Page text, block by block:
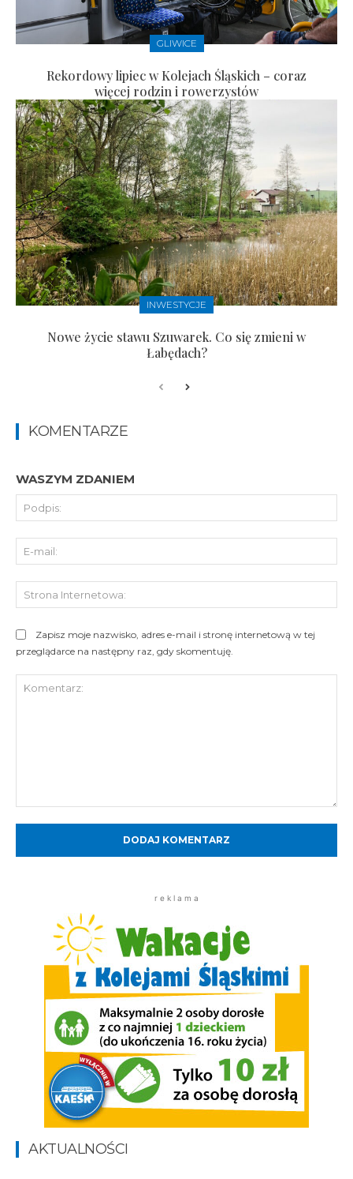
GLIWICE
Rekordowy lipiec w Kolejach Śląskich – coraz
więcej rodzin i rowerzystów
INWESTYCJE
Nowe życie stawu Szuwarek. Co się zmieni w
Łabędach?
KOMENTARZE
WASZYM ZDANIEM
Zapisz moje nazwisko, adres e-mail i stronę internetową w tej
przeglądarce na następny raz, gdy skomentuję.
r e k l a m a
AKTUALNOŚCI